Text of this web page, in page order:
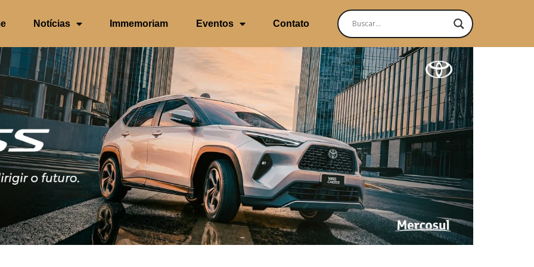
Notícias Immemoriam Eventos Contato